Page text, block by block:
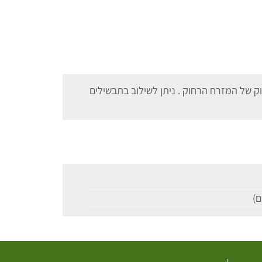
של המזרח הרחוק . ניתן לשילוב בתבשילים